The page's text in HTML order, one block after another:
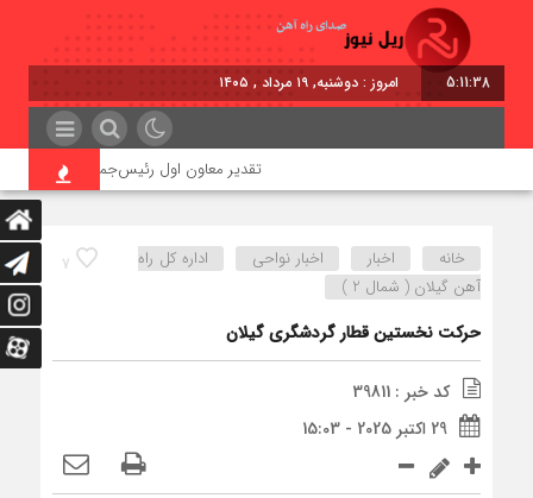
5:11:38 امروز : دوشنبه, ۱۹ مرداد , ۱۴۰۵
تقدیر معاون اول رئیس‌جمهور از مدیرعامل
7 خانه اخبار اخبار نواحی
اداره کل راه
آهن گیلان ( شمال 2 )
حرکت نخستین قطار گردشگری گیلان
کد خبر : 39811
29 اکتبر 2025 - 15:03